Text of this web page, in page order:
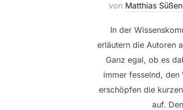
von Matthias Süßen
In der
erläutern die Autoren
Ganz egal, ob es
immer fesselnd, den
erschöpfen die
auf.